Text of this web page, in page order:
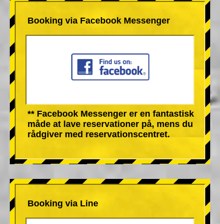
Booking via Facebook Messenger
** Facebook Messenger er en fantastisk
måde at lave reservationer på, mens du
rådgiver med reservationscentret.
Booking via Line